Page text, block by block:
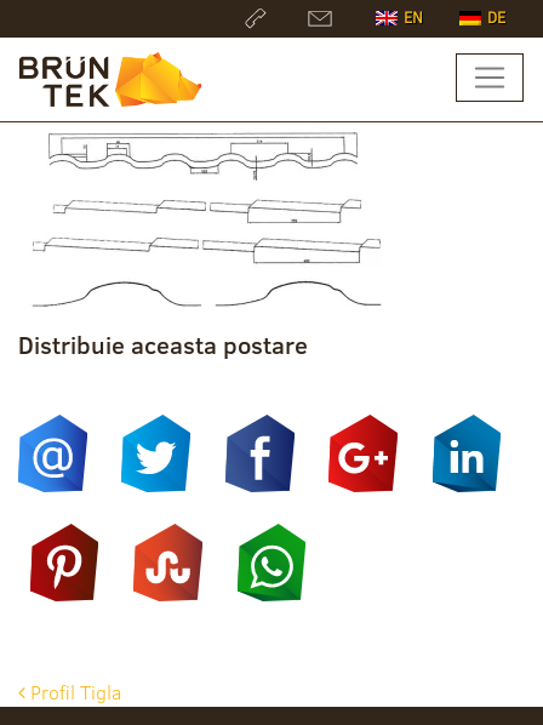
EN DE
Distribuie aceasta postare
Post
Profil Tigla